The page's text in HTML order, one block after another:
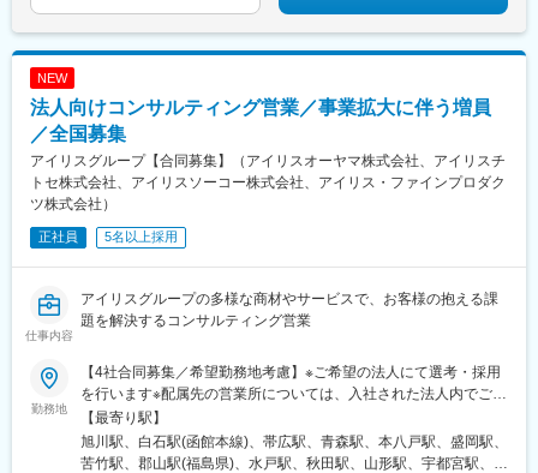
NEW
法人向けコンサルティング営業／事業拡大に伴う増員
／全国募集
アイリスグループ【合同募集】（アイリスオーヤマ株式会社、アイリスチ
トセ株式会社、アイリスソーコー株式会社、アイリス・ファインプロダク
ツ株式会社）
正社員 5名以上採用
仕事内容
アイリスグループの多様な商材やサービスで、お客様の抱える課
題を解決するコンサルティング営業
勤務地
【4社合同募集／希望勤務地考慮】※ご希望の法人にて選考・採用
を行います※配属先の営業所については、入社された法人内でご希
望を考慮して決定いたします◎マイカー通勤可（営業所によって
異なる）◎受動喫煙対策：オフィス内全面禁煙＜各社共通＞■アイ
リスオーヤマ株式会社北海道、青森県、岩手県、宮城県、秋田
【最寄り駅】
旭川駅、白石駅(函館本線)、帯広駅、青森駅、本八戸駅、盛岡駅、
苦竹駅、郡山駅(福島県)、水戸駅、秋田駅、山形駅、宇都宮駅、大